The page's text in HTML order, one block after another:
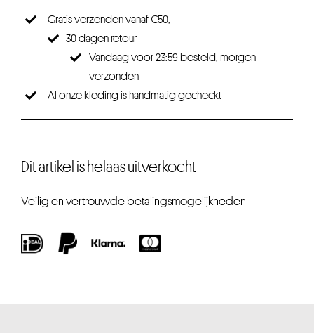
Gratis verzenden vanaf €50,-
30 dagen retour
Vandaag voor 23:59 besteld, morgen
verzonden
Al onze kleding is handmatig gecheckt
Dit artikel is helaas uitverkocht
Veilig en vertrouwde betalingsmogelijkheden